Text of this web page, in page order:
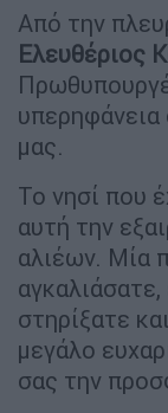
Από την
Ελευθέριος
μας.
Το νησί που
αυτή την
αλιέων. Μία
στηρίξατε
μεγάλο
σας την